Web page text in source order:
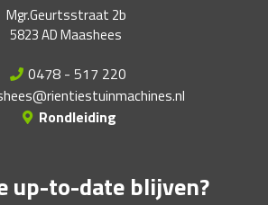
Mgr.Geurtsstraat 2b
5823 AD Maashees
0478 - 517 220
Rondleiding
up-to-date blijven?